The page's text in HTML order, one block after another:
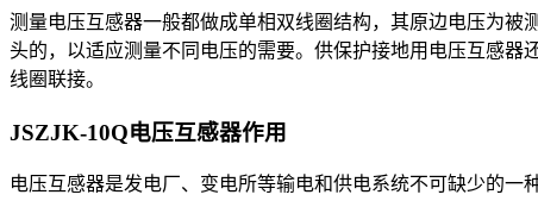
测量电压互感器一般都做成单相双线圈结构，其原边电压为
头的，以适应测量不同电压的需要。供保护接地用电压互感
线圈联接。
JSZJK-10Q电压互感器作用
电压互感器是发电厂、变电所等输电和供电系统不可缺少的